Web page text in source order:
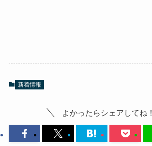
新着情報
よかったらシェアしてね！